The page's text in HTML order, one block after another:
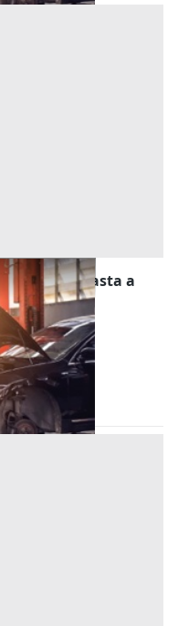
all'asta a